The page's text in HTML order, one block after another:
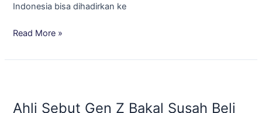
Indonesia bisa dihadirkan ke
Read More »
Ahli Sebut Gen Z Bakal Susah Beli
Gen